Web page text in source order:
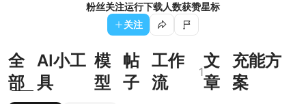
粉丝关注运行下载人数获赞星标
关注
全
部
AI小工
具
模
型
帖
子
工作
流
1
文
章
充能方
案